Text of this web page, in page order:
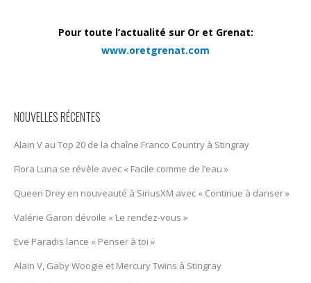
Pour toute l’actualité sur Or et Grenat:
www.oretgrenat.com
NOUVELLES RÉCENTES
Alain V au Top 20 de la chaîne Franco Country à Stingray
Flora Luna se révèle avec « Facile comme de l’eau »
Queen Drey en nouveauté à SiriusXM avec « Continue à danser »
Valérie Garon dévoile « Le rendez-vous »
Eve Paradis lance « Penser à toi »
Alain V, Gaby Woogie et Mercury Twïns à Stingray